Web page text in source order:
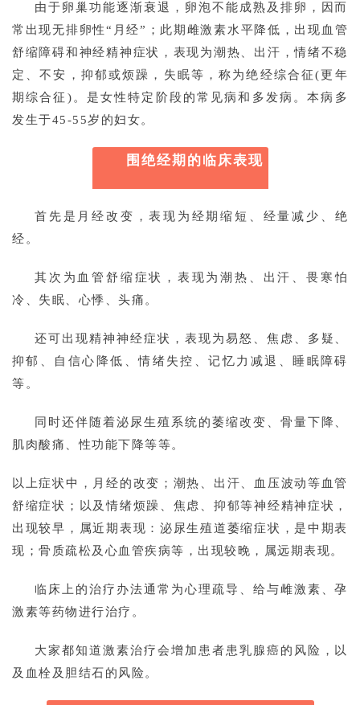
由于卵巢功能逐渐衰退，卵泡不能成熟及排卵，因而
常出现无排卵性“月经”；此期雌激素水平降低，出现血管
舒缩障碍和神经精神症状，表现为潮热、出汗，情绪不稳
定、不安，抑郁或烦躁，失眠等，称为绝经综合征(更年
期综合征)。是女性特定阶段的常见病和多发病。本病多
发生于45-55岁的妇女。
围绝经期的临床表现
首先是月经改变，表现为经期缩短、经量减少、绝
经。
其次为血管舒缩症状，表现为潮热、出汗、畏寒怕
冷、失眠、心悸、头痛。
还可出现精神神经症状，表现为易怒、焦虑、多疑、
抑郁、自信心降低、情绪失控、记忆力减退、睡眠障碍
等。
同时还伴随着泌尿生殖系统的萎缩改变、骨量下降、
肌肉酸痛、性功能下降等等。
以上症状中，月经的改变；潮热、出汗、血压波动等血管
舒缩症状；以及情绪烦躁、焦虑、抑郁等神经精神症状，
出现较早，属近期表现：泌尿生殖道萎缩症状，是中期表
现；骨质疏松及心血管疾病等，出现较晚，属远期表现。
临床上的治疗办法通常为心理疏导、给与雌激素、孕
激素等药物进行治疗。
大家都知道激素治疗会增加患者患乳腺癌的风险，以
及血栓及胆结石的风险。